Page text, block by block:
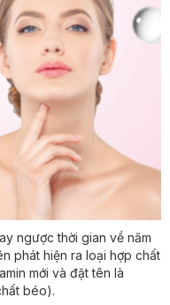
ngược thời gian về năm
phát hiện ra loại hợp chất
mới và đặt tên là
béo).